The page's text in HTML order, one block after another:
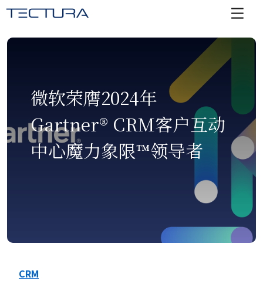
微软荣膺2024年
Gartner® CRM客户互动
中心魔力象限™领导者
CRM